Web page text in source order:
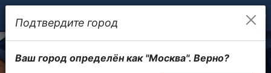
Подтвердите город
Ваш город определён как "Москва". Верно?